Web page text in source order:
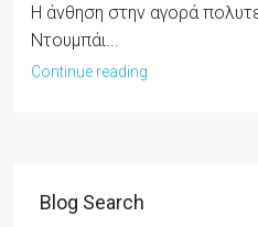
Η άνθηση στην αγορά
Ντουμπάι...
Continue reading
Blog Search